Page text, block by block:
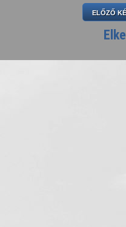
ELŐZŐ